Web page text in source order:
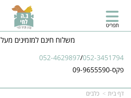
משלוח חינם למזמינים מעל 100ש"ח!
052-4629897/052-3451794
פקס-09-9655590
תפריט
דף בית כלבים